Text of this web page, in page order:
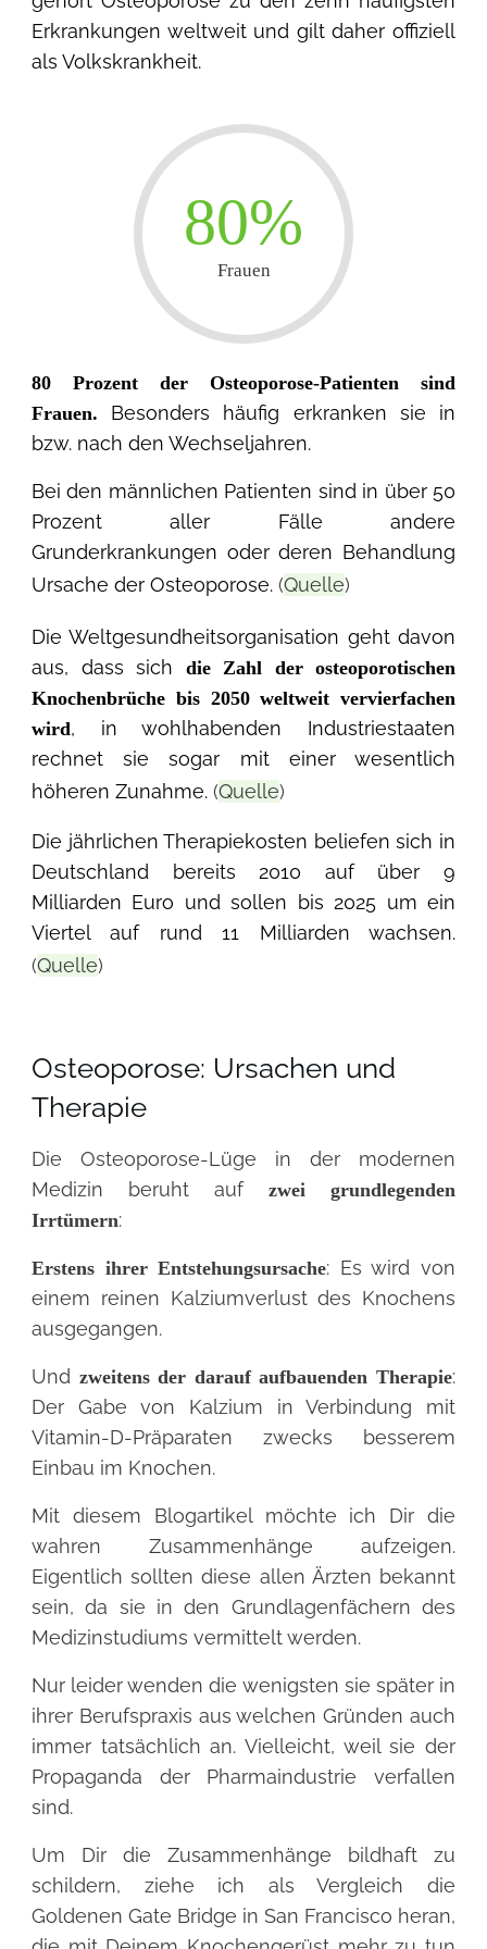
Erkrankungen weltweit und gilt daher offiziell
als Volkskrankheit.
80%
Frauen
80 Prozent der Osteoporose-Patienten sind
Frauen. Besonders häufig erkranken sie in
bzw. nach den Wechseljahren.
Bei den männlichen Patienten sind in über 50
Prozent aller Fälle andere
Grunderkrankungen oder deren Behandlung
Ursache der Osteoporose. (Quelle)
Die Weltgesundheitsorganisation geht davon
aus, dass sich die Zahl der osteoporotischen
Knochenbrüche bis 2050 weltweit vervierfachen
wird, in wohlhabenden Industriestaaten
rechnet sie sogar mit einer wesentlich
höheren Zunahme. (Quelle)
Die jährlichen Therapiekosten beliefen sich in
Deutschland bereits 2010 auf über 9
Milliarden Euro und sollen bis 2025 um ein
Viertel auf rund 11 Milliarden wachsen.
(Quelle)
Osteoporose: Ursachen und
Therapie
Die Osteoporose-Lüge in der modernen
Medizin beruht auf zwei grundlegenden
Irrtümern:
Erstens ihrer Entstehungsursache: Es wird von
einem reinen Kalziumverlust des Knochens
ausgegangen.
Und zweitens der darauf aufbauenden Therapie:
Der Gabe von Kalzium in Verbindung mit
Vitamin-D-Präparaten zwecks besserem
Einbau im Knochen.
Mit diesem Blogartikel möchte ich Dir die
wahren Zusammenhänge aufzeigen.
Eigentlich sollten diese allen Ärzten bekannt
sein, da sie in den Grundlagenfächern des
Medizinstudiums vermittelt werden.
Nur leider wenden die wenigsten sie später in
ihrer Berufspraxis aus welchen Gründen auch
immer tatsächlich an. Vielleicht, weil sie der
Propaganda der Pharmaindustrie verfallen
sind.
Um Dir die Zusammenhänge bildhaft zu
schildern, ziehe ich als Vergleich die
Goldenen Gate Bridge in San Francisco heran,